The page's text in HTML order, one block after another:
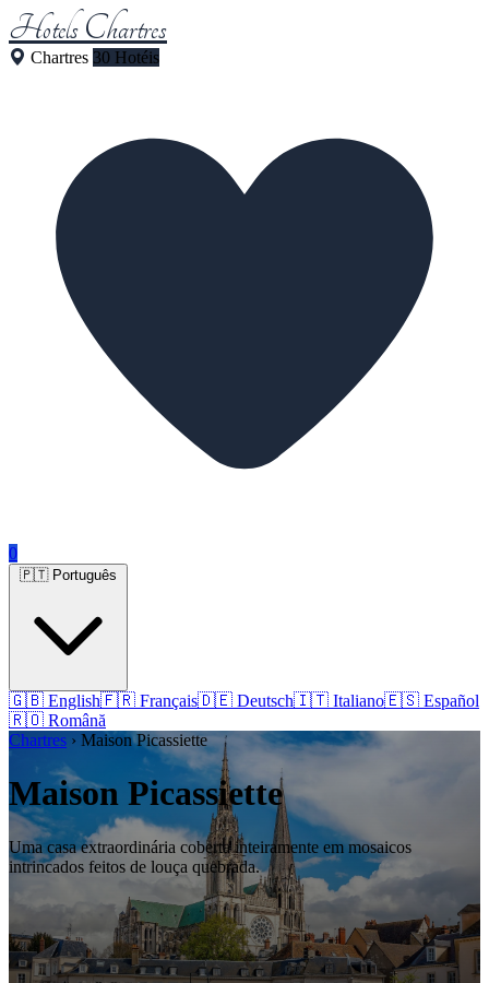
Hotels Chartres
Chartres 30 Hotéis
0
🇬🇧 English🇫🇷 Français🇩🇪 Deutsch🇮🇹 Italiano🇪🇸 Español
🇷🇴 Română
Chartres › Maison Picassiette
Maison Picassiette
Uma casa extraordinária coberta inteiramente em mosaicos
intrincados feitos de louça quebrada.